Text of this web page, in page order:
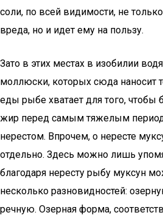
соли, по всей видимости, не
вреда, но и идет ему на пользу.
Зато в этих местах в изобилии
моллюски, которых сюда наносит
еды рыбе хватает для того, чтобы
жир перед самым тяжелым
нерестом. Впрочем, о нересте
отдельно. Здесь можно лишь
благодаря нересту рыбу муксун
несколько разновидностей:
речную. Озерная форма,